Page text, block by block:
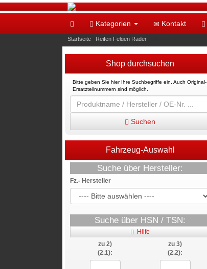
Kategorien Kontakt
Startseite Reifen Felgen Räder
Shop durchsuchen
Bitte geben Sie hier Ihre Suchbegriffe ein. Auch Original-
Ersatzteilnummern sind möglich.
Suchen
Fahrzeug-Auswahl
Suche über Hersteller:
Fz.- Hersteller
Suche über HSN / TSN:
Hilfe
zu 2)
(2.1):
zu 3)
(2.2):